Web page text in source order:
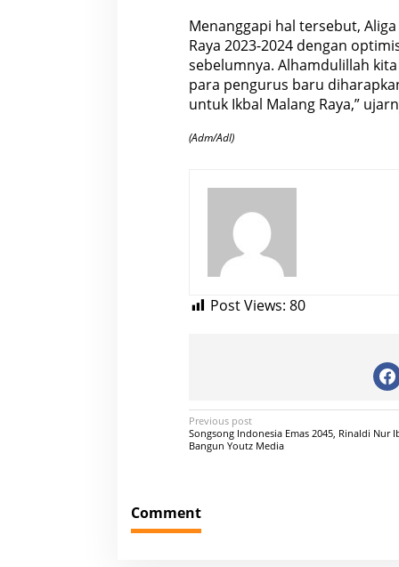
Menanggapi hal tersebut,
Raya 2023-2024 dengan
sebelumnya. Alhamdulillah
para pengurus baru
untuk Ikbal MalangRaya,”
(Adm/Adl)
Post Views: 80
P
o
t
n
Previous post
Songsong Indonesia Emas 2045, Rinaldi Nur
Bangun Youtz Media
Comment